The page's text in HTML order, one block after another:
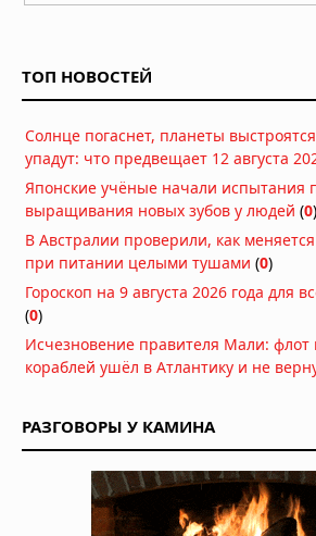
Нидерланды
средства борьбы с
07.08.2026 в 09:06
Затонувшие
стали видны в
рекордного
05.08.2026 в 16:01
извержение
объявить
04.08.2026 в 11:33
Землетрясение
берегов Египта:
в Каире
03.08.2026 в 06:38
ТОП НОВОСТЕЙ
Солнце погаснет, планеты
упадут: что предвещает 12 августа
Японские учёные начали испытания
выращивания новых зубов у людей (0)
В Австралии проверили, как
при питании целыми тушами (0)
Гороскоп на 9 августа 2026 года для
(0)
Исчезновение правителя Мали: флот
кораблей ушёл в Атлантику и не
РАЗГОВОРЫ У КАМИНА